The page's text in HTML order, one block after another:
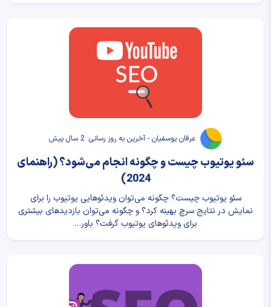
عرفان یوسفیان - آخرین به روز رسانی: 2 سال پیش
سئو یوتیوب چیست و چگونه انجام می‌شود؟ (راهنمای
2024)
سئو یوتیوب چیست؟ چگونه می‌توان ویدئوهایی یوتیوب را برای
نمایش در نتایج سرچ بهینه کرد؟ و چگونه می‌توان بازدیدهای بیشتری
برای ویدئوهای یوتیوب گرفت؟ باور…